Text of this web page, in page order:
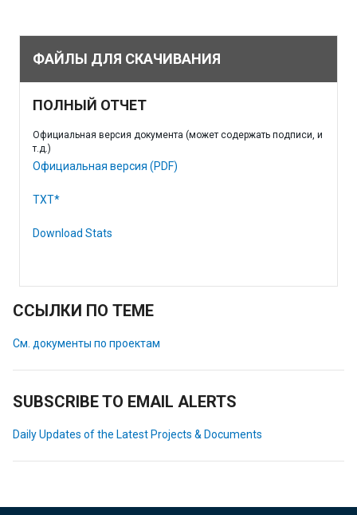
ФАЙЛЫ ДЛЯ СКАЧИВАНИЯ
ПОЛНЫЙ ОТЧЕТ
Официальная версия документа (может содержать подписи, и
т.д.)
Официальная версия (PDF)
TXT*
Download Stats
ССЫЛКИ ПО ТЕМЕ
См. документы по проектам
SUBSCRIBE TO EMAIL ALERTS
Daily Updates of the Latest Projects & Documents